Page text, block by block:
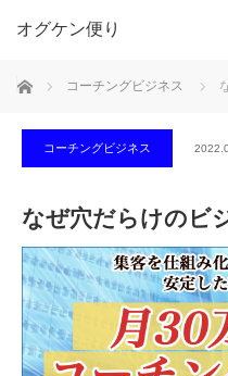
オグケン便り
ホーム コーチングビジネス
コーチングビジネス
なぜ穴だらけのビ